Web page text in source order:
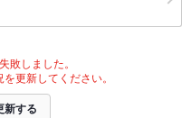
敗しました。
更新してください。
新する